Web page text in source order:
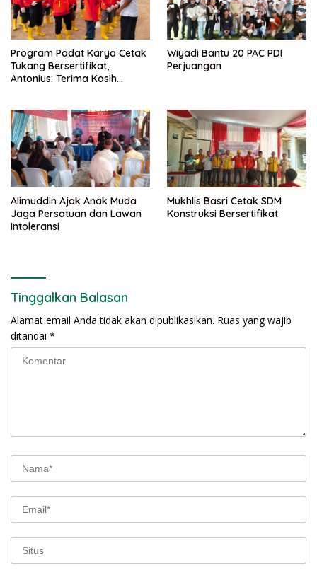
Program Padat Karya Cetak
Tukang Bersertifikat,
Antonius: Terima Kasih
Wiyadi Bantu 20 PAC PDI
Perjuangan
Alimuddin Ajak Anak Muda
Jaga Persatuan dan Lawan
Intoleransi
Mukhlis Basri Cetak SDM
Konstruksi Bersertifikat
Tinggalkan Balasan
Alamat email Anda tidak akan dipublikasikan. Ruas yang wajib
ditandai *